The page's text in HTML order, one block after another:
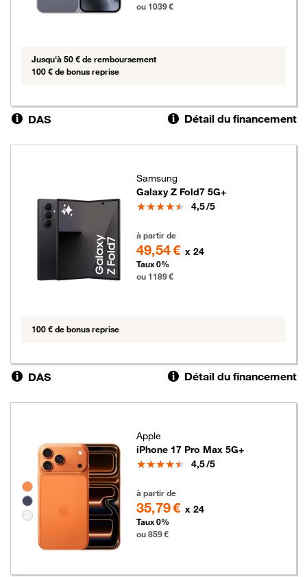
ou 1039 €
Jusqu'à 50 € de remboursement
100 € de bonus reprise
DAS Détail du financement
Samsung
Galaxy Z Fold7 5G+
Note
4,5/5
à partir de
49,54 € x 24
Taux 0%
ou 1189 €
100 € de bonus reprise
DAS Détail du financement
Groupe de couleurs disponibles non sélectionnables
Apple
iPhone 17 Pro Max 5G+
Note
4,5/5
à partir de
35,79 € x 24
Taux 0%
ou 859 €